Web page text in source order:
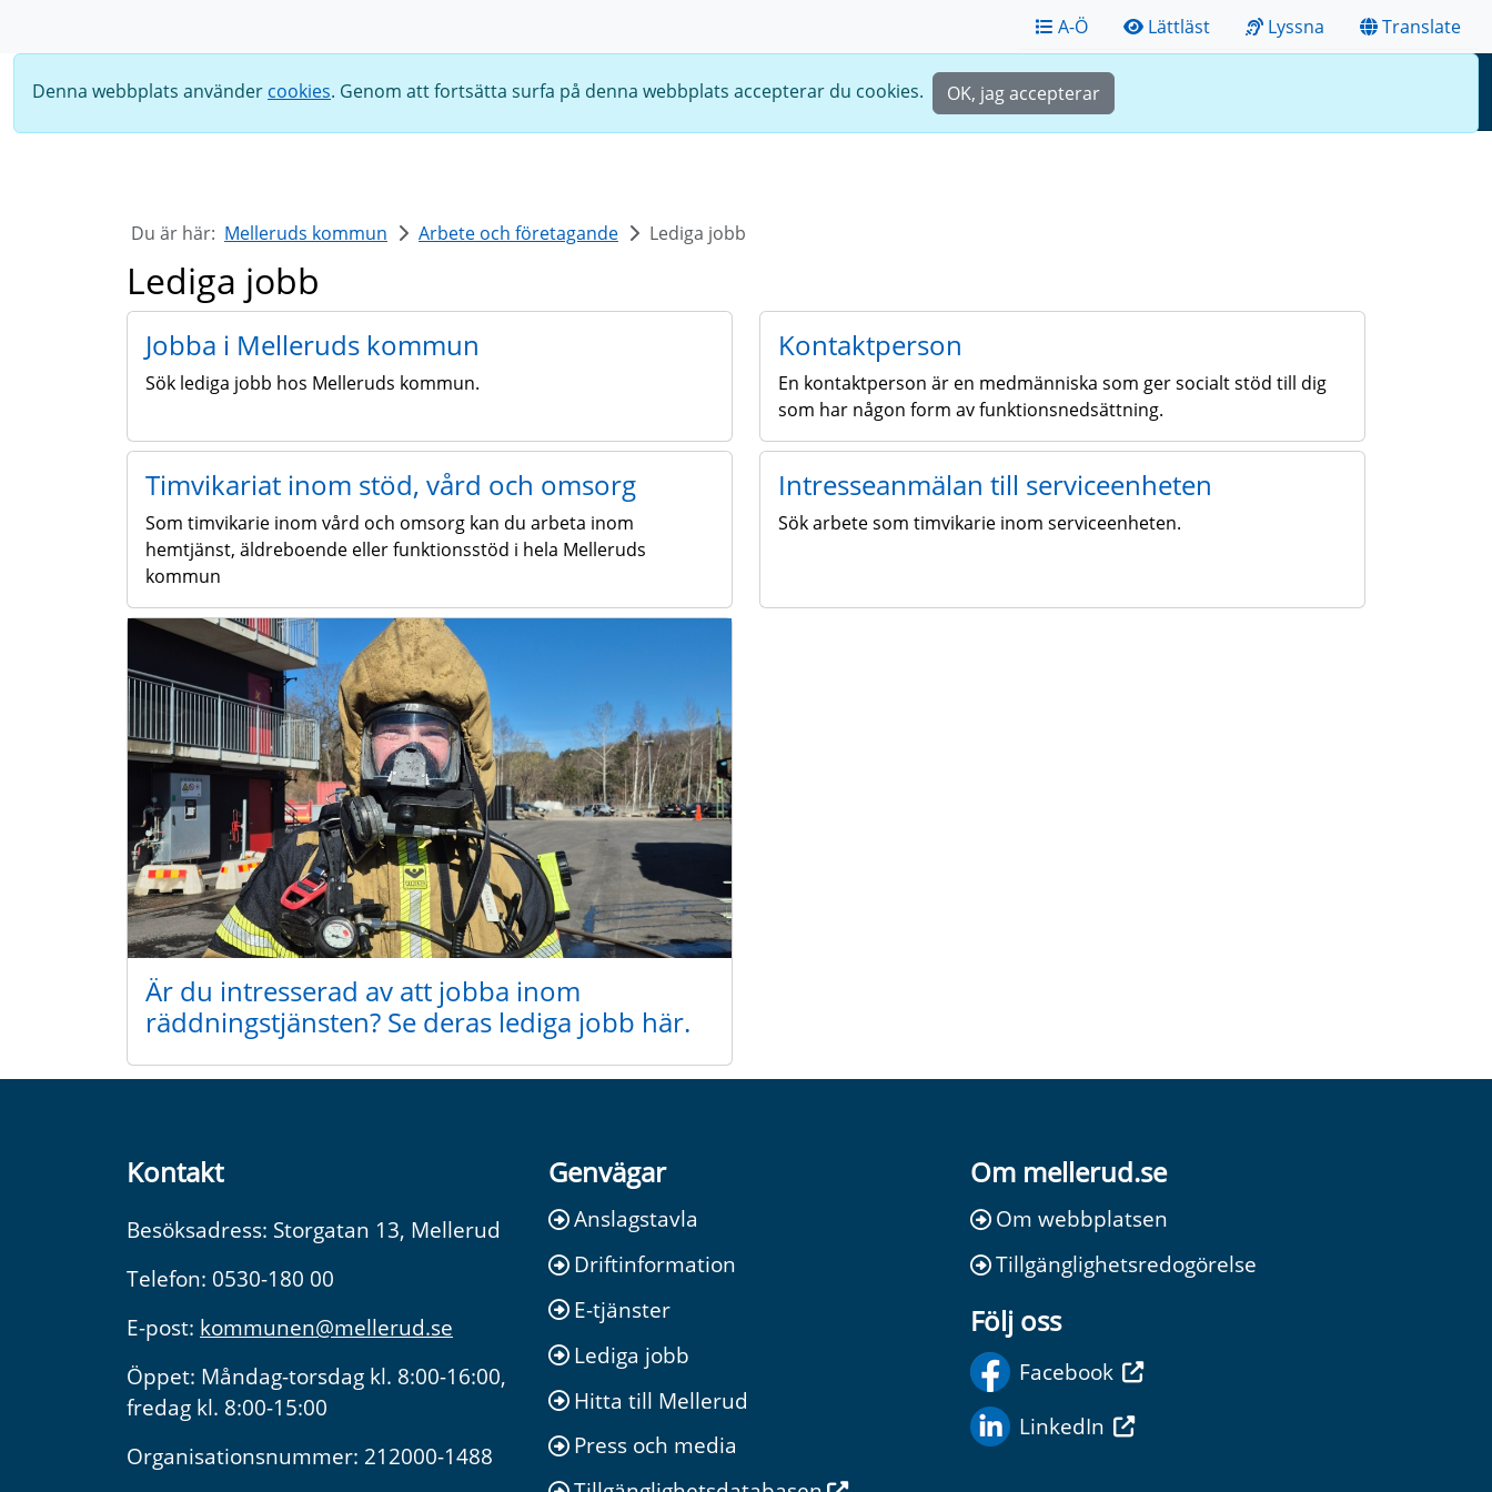
A-Ö Lättläst Lyssna
Translate
Denna webbplats använder cookies. Genom att fortsätta surfa på denna webbplats accepterar du cookies. OK, jag accepterar
Du är här: Melleruds kommun Arbete och företagande Lediga jobb
Lediga jobb
Jobba i Melleruds kommun
Sök lediga jobb hos Melleruds kommun.
Kontaktperson
En kontaktperson är en medmänniska som ger socialt stöd till dig
som har någon form av funktionsnedsättning.
Timvikariat inom stöd, vård och omsorg
Som timvikarie inom vård och omsorg kan du arbeta inom
hemtjänst, äldreboende eller funktionsstöd i hela Melleruds
kommun
Intresseanmälan till serviceenheten
Sök arbete som timvikarie inom serviceenheten.
Är du intresserad av att jobba inom
räddningstjänsten? Se deras lediga jobb här.
Kontakt
Besöksadress: Storgatan 13, Mellerud
Telefon: 0530-180 00
E-post: kommunen@mellerud.se
Öppet: Måndag-torsdag kl. 8:00-16:00,
fredag kl. 8:00-15:00
Organisationsnummer: 212000-1488
Genvägar
Anslagstavla
Driftinformation
E-tjänster
Lediga jobb
Hitta till Mellerud
Press och media
Om mellerud.se
Om webbplatsen
Tillgänglighetsredogörelse
Följ oss
Facebook
LinkedIn